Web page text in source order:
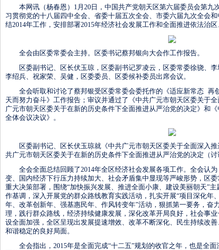
本网讯（杨春恩）1月20日，中国共产党朝天区第六届委员会第九
习贯彻党的十八届四中全会、省委十届五次全会、市委六届九次全会
结2014年工作，安排部署2015年经济社会发展工作和全面推进依法治
全会由区委常委会主持。区委书记蔡邦银向大会作工作报告。
区委副书记、区长伏玉琼，区委副书记罗凌云，区委常委徐骁、李
李绍兵、祝家荣、吴健，区委委员、区委候补委员出席会议。
全会听取和讨论了蔡邦银受区委常委会委托作的《适应新常态 再
天而努力奋斗》工作报告；审议并通过了《中共广元市朝天区委关于
广元市朝天区委关于在新的历史条件下全面推进从严治党的决定》和
全体会议决议》。
区委副书记、区长伏玉琼就《中共广元市朝天区委关于全面深入推
共广元市朝天区委关于在新的历史条件下全面推进从严治党的决定（
全会全面总结回顾了2014年全区经济社会发展各项工作。全会认为
变、国内经济下行压力持续加大、社会矛盾集中显现等严峻形势，区
重大决策部署，围绕“加快振兴发展、推进全面小康、建设美丽朝天”
作基调，深入开展党的群众路线教育实践活动，扎实开展“项目深化年
年、改革创新年、强基惠民年、作风转变年”活动，狠抓第一要务，奋
理，践行群众路线，经济持续健康发展，深化改革开局良好，社会事
设全面加强，全区呈现出发展提速增效、改革不断深化、民生持续改
和谐稳定的良好局面。
全会指出，2015年是全面完成“十二五”规划的收官之年，也是全面